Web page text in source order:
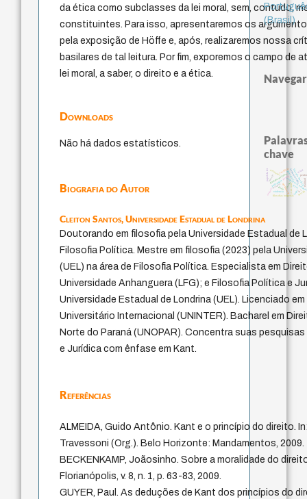
da ética como subclasses da lei moral, sem, contudo,
constituintes. Para isso, apresentaremos os
pela exposição de Höffe e, após, realizaremos nossa
basilares de tal leitura. Por fim, exporemos o campo de
lei moral, a saber, o direito e a ética.
Downloads
Não há dados estatísticos.
Biografia do Autor
Cleiton Santos,Universidade Estadual de Londrina
Doutorando em filosofia pela Universidade Estadual de
Filosofia Política. Mestre em filosofia (2023) pela
(UEL) na área de Filosofia Política. Especialista em
Universidade Anhanguera (LFG); e Filosofia Política e
Universidade Estadual de Londrina (UEL). Licenciado
Universitário Internacional (UNINTER). Bacharel em
Norte do Paraná (UNOPAR). Concentra suas
e Jurídica com ênfase em Kant.
Referências
ALMEIDA, Guido Antônio. Kant e o princípio do direito.
Travessoni (Org.). Belo Horizonte: Mandamentos, 2009.
BECKENKAMP, Joãosinho. Sobre a moralidade do
Florianópolis, v. 8, n. 1, p. 63-83, 2009.
GUYER, Paul. As deduções de Kant dos princípios do
(Brasil)
Navegar
chave
fundamentalismo
jacobi
protágoras
experiência
género
idadeintolerância
homem-medida
filosofias indígenas
filosofia brasileira
j.c.m. neto
palavra
perdón
leyes
violencia
guayaquil
logos
pedagogia
lei
desejo
papel da lei sacrifício
bataille
mind
animais
realidad